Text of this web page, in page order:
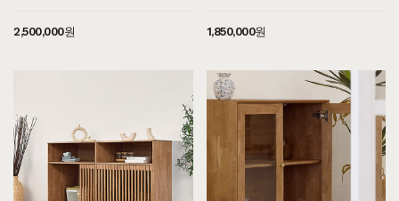
2,500,000원 1,850,000원